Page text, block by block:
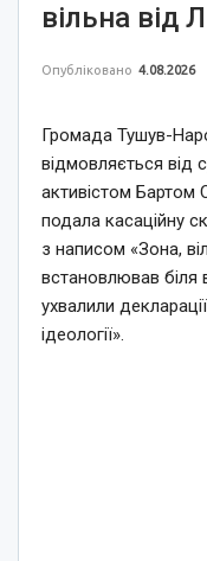
вільна від
Опубліковано 4.08.2026
Громада Тушув-
відмовляється від
активістом Бартом
подала касаційну
з написом «Зона,
встановлював біля
ухвалили
ідеології».